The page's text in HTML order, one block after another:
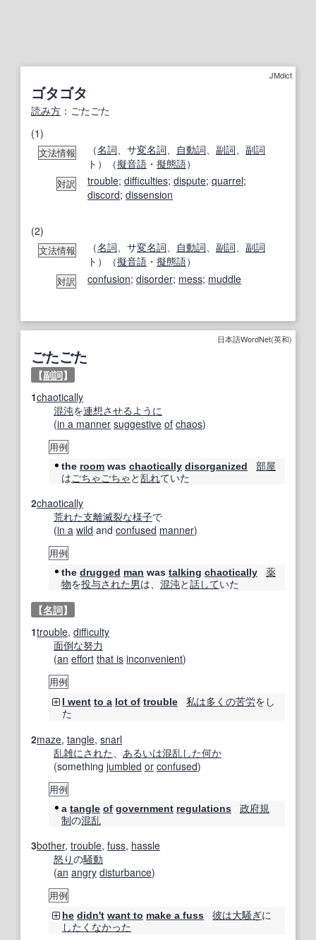
JMdict
ゴタゴタ
読み方 ：ごたごた
(1)
文法情報 （名詞 、サ変名詞 自動詞 副詞
副詞
ト）（擬音語 ・ 擬態語）
対訳 trouble; difficulties; dispute; quarrel;
discord; dissension
(2)
文法情報 （名詞 、サ変名詞 自動詞 副詞
副詞
ト）（擬音語 ・ 擬態語）
対訳 confusion; disorder; mess; muddle
日本語WordNet(英和)
ごたごた
【副詞】
1chaotically
混沌を連想させる ように
(in a manner suggestive of chaos)
用例
the room was chaotically disorganized
部屋
はごちゃごちゃと乱れていた
2chaotically
荒れた支離滅裂な様子で
(in a wild and confused manner)
用例
the drugged man was talking chaotically
薬
物を投与された男は、 混沌と話していた
【名詞】
1trouble, difficulty
面倒な努力
(an effort that is inconvenient)
用例
I went to a lot of trouble 私は多くの苦労をし
た
2maze, tangle, snarl
乱雑にされた あるいは混乱した何か
(something jumbled or confused)
用例
a tangle of government regulations
政府規
制の混乱
3bother, trouble, fuss, hassle
怒りの騒動
(an angry disturbance)
用例
he didn't want to make a fuss 彼は大騒ぎに
したく なかった